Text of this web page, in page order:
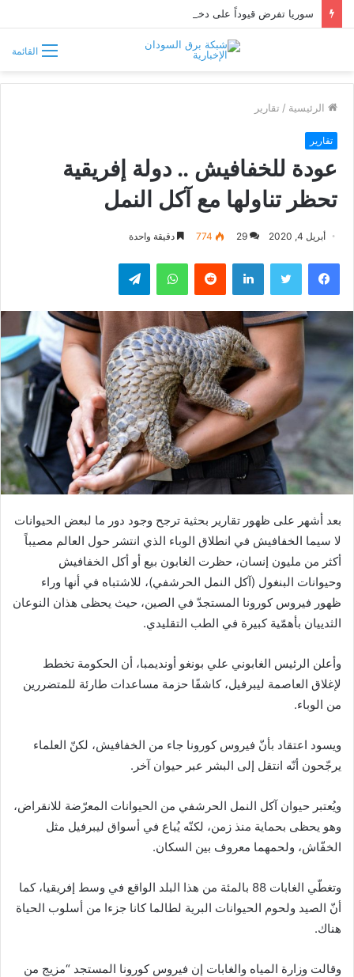
القائمة
الرئيسية / تقارير
تقارير
عودة للخفافيش .. دولة إفريقية
تحظر تناولها مع آكل النمل
أبريل 4, 2020 29
774 دقيقة واحدة
فيسبوك تويتر لينكدإن واتساب تيلقرام
بعد أشهر على ظهور تقارير بحثية ترجح وجود دور ما لبعض الحيوانات
لا سيما الخفافيش في انطلاق الوباء الذي انتشر حول العالم مصيباً
أكثر من مليون إنسان، حظرت الغابون بيع أو أكل الخفافيش
وحيوانات البنغول (آكل النمل الحرشفي)، للاشتباه في أنها وراء
ظهور فيروس كورونا المستجدّ في الصين، حيث يحظى هذان النوعان
الثدييان بأهمّية كبيرة في الطب التقليدي.
وأعلن الرئيس الغابوني علي بونغو أونديمبا، أن الحكومة تخطط
لإغلاق العاصمة ليبرفيل، كاشفًا حزمة مساعدات طارئة للمتضررين
من الوباء.
ويسود اعتقاد بأنّ فيروس كورونا جاء من الخفافيش، لكنّ العلماء
يرجّحون أنّه انتقل إلى البشر عبر حيوان آخر.
ويُعتبر حيوان آكل النمل الحرشفي من الحيوانات المعرّضة للانقراض،
وهو يحظى بحماية منذ زمن، لكنّه يُباع في أسواق ليبرفيل مثل
الخفّاش، ولحمهما معروف بين السكان.
وتغطّي الغابات 88 بالمئة من هذا البلد الواقع في وسط إفريقيا، كما
أنّ الصيد ولحوم الحيوانات البرية لطالما كانا جزءا من أسلوب الحياة
هناك.
وقالت وزارة المياه والغابات إن فيروس كورونا المستجد “مزيج من